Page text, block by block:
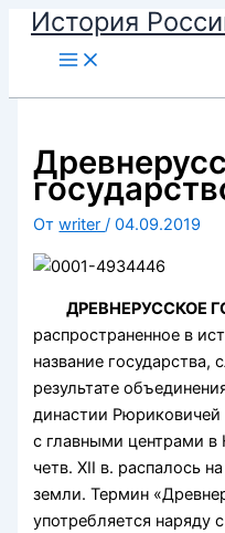
Перейти
История
Отwriter/04.09.2019
ДРЕВНЕРУССКОЕ
распространенное в
название государства,
результате
династии Рюриковичей
с главными центрами
четв. XII в. распалось
земли. Термин
употребляется